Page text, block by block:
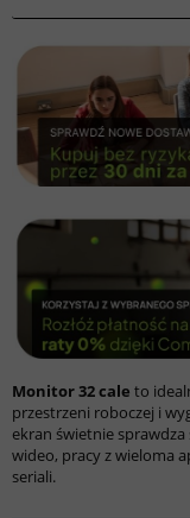
Monitor 32 cale to
przestrzeni roboczej i
ekran świetnie
wideo, pracy z wieloma
seriali.